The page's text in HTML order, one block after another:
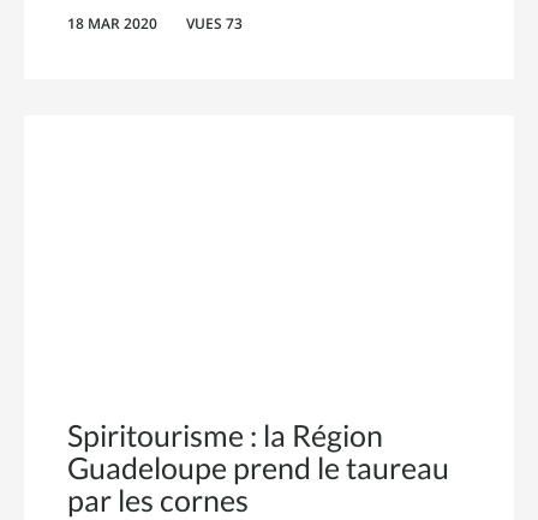
18 MAR 2020 VUES 73
Spiritourisme : la Région
Guadeloupe prend le taureau
par les cornes